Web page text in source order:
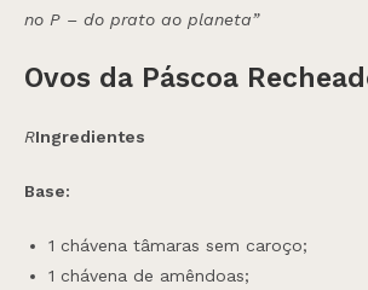
no P – do prato ao planeta”
Ovos da Páscoa
RIngredientes
Base:
1 chávena tâmaras sem caroço;
1 chávena de amêndoas;